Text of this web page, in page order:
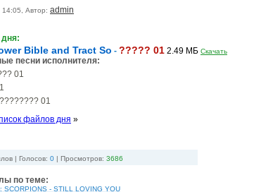
Автор: admin
дня:
Bible and Tract So - ????? 01 2.49 MБ Скачать
песни исполнителя:
01
01
файлов дня »
| Голосов: 0 | Просмотров: 3686
по теме:
- STILL LOVING YOU